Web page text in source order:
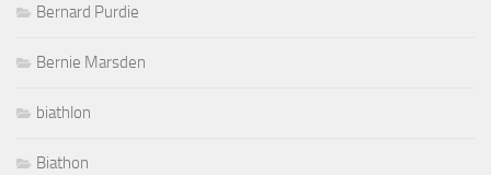
Bernard Purdie
Bernie Marsden
biathlon
Biathon